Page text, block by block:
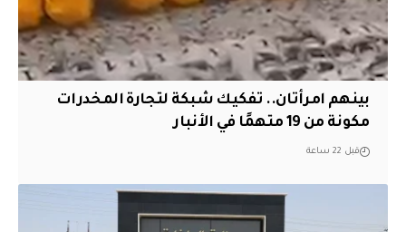
بينهم امرأتان.. تفكيك شبكة لتجارة المخدرات
مكونة من 19 متهمًا في الأنبار
قبل 22 ساعة